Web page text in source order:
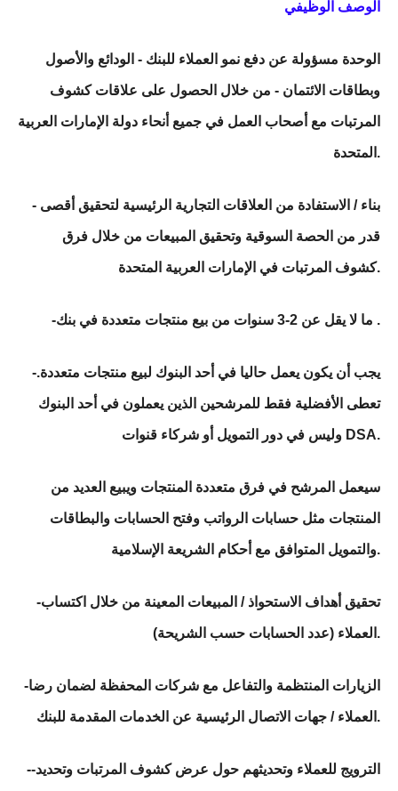
الوصف الوظيفي
الوحدة مسؤولة عن دفع نمو العملاء للبنك - الودائع والأصول
وبطاقات الائتمان - من خلال الحصول على علاقات كشوف
المرتبات مع أصحاب العمل في جميع أنحاء دولة الإمارات العربية
المتحدة.
- بناء / الاستفادة من العلاقات التجارية الرئيسية لتحقيق أقصى
قدر من الحصة السوقية وتحقيق المبيعات من خلال فرق
كشوف المرتبات في الإمارات العربية المتحدة.
-ما لا يقل عن 2-3 سنوات من بيع منتجات متعددة في بنك .
-يجب أن يكون يعمل حاليا في أحد البنوك لبيع منتجات متعددة.
تعطى الأفضلية فقط للمرشحين الذين يعملون في أحد البنوك
وليس في دور التمويل أو شركاء قنوات DSA.
سيعمل المرشح في فرق متعددة المنتجات ويبيع العديد من
المنتجات مثل حسابات الرواتب وفتح الحسابات والبطاقات
والتمويل المتوافق مع أحكام الشريعة الإسلامية.
-تحقيق أهداف الاستحواذ / المبيعات المعينة من خلال اكتساب
العملاء (عدد الحسابات حسب الشريحة).
-الزيارات المنتظمة والتفاعل مع شركات المحفظة لضمان رضا
العملاء / جهات الاتصال الرئيسية عن الخدمات المقدمة للبنك.
--الترويج للعملاء وتحديثهم حول عرض كشوف المرتبات وتحديد